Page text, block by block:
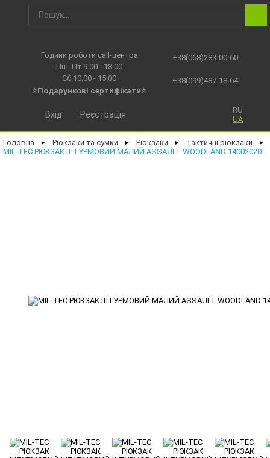
Години роботи call-центра
Пн - Пт 9.00 - 18.00
Сб 10.00 - 15.00
⭐Подарункові сертифікати⭐
+38(068)283-00-60
+38(099)487-18-64
RU
UA
Вхід Реєстрація
Головна ► Рюкзаки та сумки ► Рюкзаки ► Тактичні рюкзаки ►
MIL-TEC РЮКЗАК ШТУРМОВИЙ МАЛИЙ ASSAULT WOODLAND 14002020